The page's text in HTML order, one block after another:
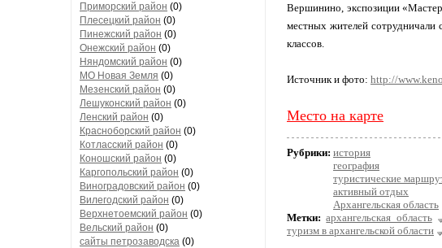
Приморский район (0)
Плесецкий район (0)
Пинежский район (0)
Онежский район (0)
Няндомский район (0)
МО Новая Земля (0)
Мезенский район (0)
Лешуконский район (0)
Ленский район (0)
Красноборский район (0)
Котласский район (0)
Коношский район (0)
Каргопольский район (0)
Виноградовский район (0)
Вилегодский район (0)
Верхнетоемский район (0)
Вельский район (0)
сайты петрозаводска (0)
Вершинино, экспозиции
местных жителей
классов.
Источник и фото: http://
Место на карте
Рубрики: история
география
туристические
активный отдых
Архангельская область
Метки: архангельская область
туризм в архангельской области